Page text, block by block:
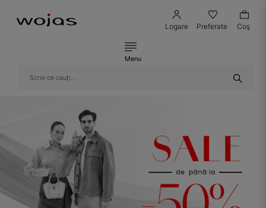
Logare Preferate Coş
Menu